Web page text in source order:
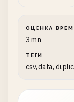
ОЦЕНКА
3 min
ТЕГИ
csv, data,